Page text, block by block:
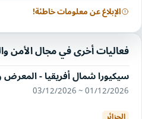
الإبلاغ عن معلومات خاطئة!
فعاليات أخرى في مجال الأمن
سيكيورا شمال أفريقيا - المعرض
01/12/2026 ~ 03/12/2026